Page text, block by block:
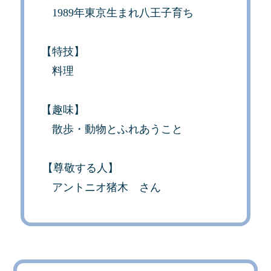
1989年東京生まれ八王子育ち
【特技】
料理
【趣味】
散歩・動物とふれあうこと
【尊敬する人】
アントニオ猪木 さん